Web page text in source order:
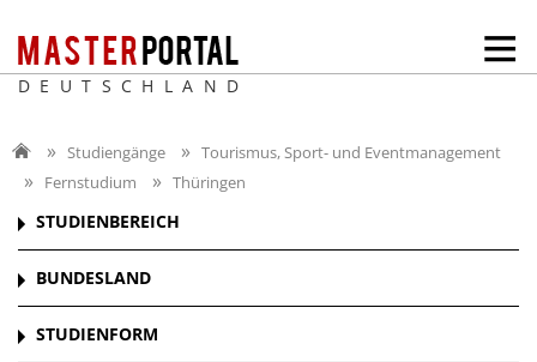
DEUTSCHLAND
Studiengänge
Tourismus, Sport- und Eventmanagement
Fernstudium
Thüringen
STUDIENBEREICH
BUNDESLAND
STUDIENFORM